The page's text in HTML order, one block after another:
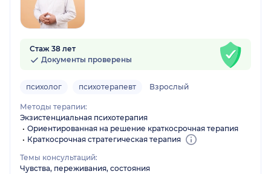
Стаж 38 лет
Документы проверены
психолог психотерапевт Взрослый
Методы терапии:
Экзистенциальная психотерапия
Ориентированная на решение краткосрочная терапия
Краткосрочная стратегическая терапия
Темы консультаций:
Чувства, переживания, состояния